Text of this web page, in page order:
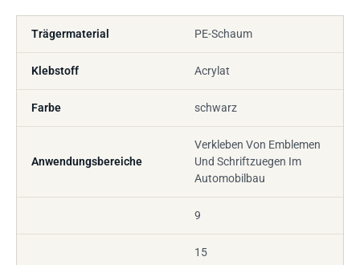
Trägermaterial PE-Schaum
Klebstoff Acrylat
Farbe schwarz
Anwendungsbereiche
Verkleben Von Emblemen
Und Schriftzuegen Im
Automobilbau
9
15